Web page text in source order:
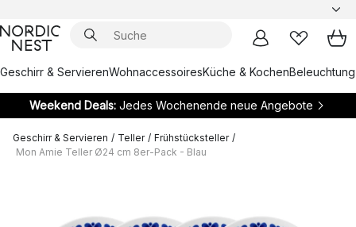
Geschirr & ServierenWohnaccessoiresKüche & KochenBeleuchtung
Weekend Deals:Jedes Wochenende neue Angebote
Geschirr & Servieren / Teller / Frühstücksteller /
Mon Amie Teller Ø24 cm 8er-Pack - Blau